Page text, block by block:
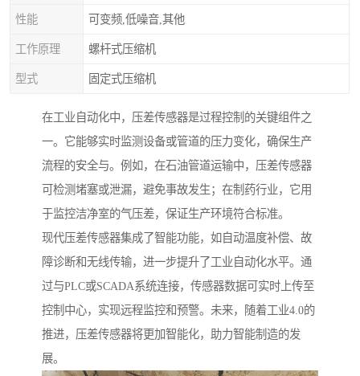
性能 可变频,低噪音,其他
工作原理 螺杆式压缩机
型式 固定式压缩机
在工业自动化中，压差传感器是过程控制的关键组件之
一。它能够实时监测设备或管道的压力变化，确保生产
流程的安全与。例如，在石油管道运输中，压差传感器
可检测堵塞或泄漏，避免事故发生；在制药行业，它用
于监控洁净室的气压差，保证生产环境符合标准。
现代压差传感器集成了智能功能，如自动温度补偿、故
障诊断和无线传输，进一步提升了工业自动化水平。通
过与PLC或SCADA系统连接，传感器数据可实时上传至
控制中心，实现远程监控和预警。未来，随着工业4.0的
推进，压差传感器将更加智能化，助力智能制造的发
展。